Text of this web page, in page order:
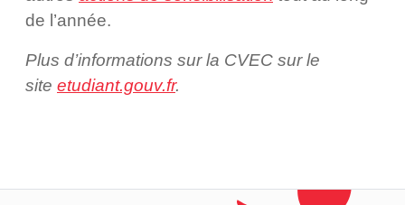
de l’année.
Plus d’informations sur la CVEC sur le
site etudiant.gouv.fr.